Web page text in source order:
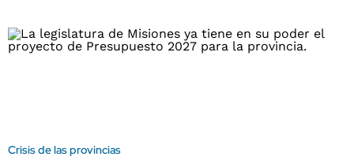
Crisis de las provincias